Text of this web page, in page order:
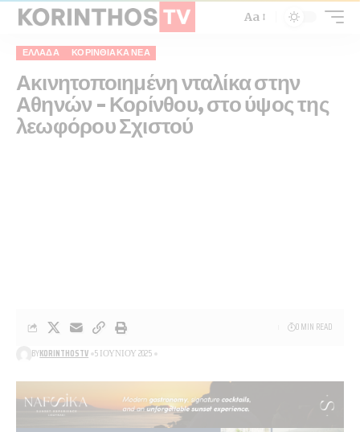
Aa
ΕΛΛΆΔΑ ΚΟΡΙΝΘΙΑΚΆ ΝΈΑ
Ακινητοποιημένη νταλίκα στην
Αθηνών – Κορίνθου, στο ύψος της
λεωφόρου Σχιστού
BYKORINTHOSTV 5 ΙΟΥΝΊΟΥ 2025
0 MIN READ